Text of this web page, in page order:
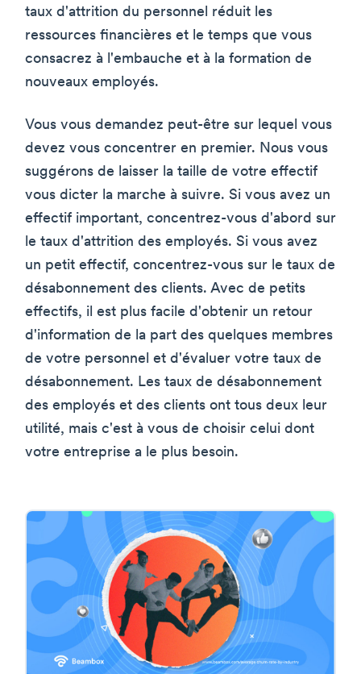
taux d'attrition du personnel réduit les
ressources financières et le temps que vous
consacrez à l'embauche et à la formation de
nouveaux employés.
Vous vous demandez peut-être sur lequel vous
devez vous concentrer en premier. Nous vous
suggérons de laisser la taille de votre effectif
vous dicter la marche à suivre. Si vous avez un
effectif important, concentrez-vous d'abord sur
le taux d'attrition des employés. Si vous avez
un petit effectif, concentrez-vous sur le taux de
désabonnement des clients. Avec de petits
effectifs, il est plus facile d'obtenir un retour
d'information de la part des quelques membres
de votre personnel et d'évaluer votre taux de
désabonnement. Les taux de désabonnement
des employés et des clients ont tous deux leur
utilité, mais c'est à vous de choisir celui dont
votre entreprise a le plus besoin.